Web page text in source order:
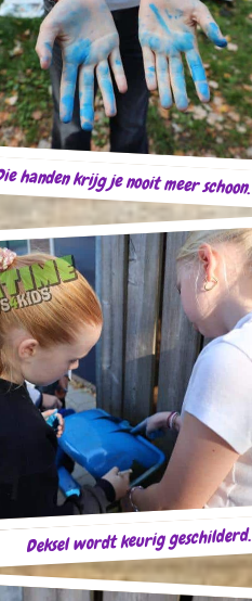
handen krijg je nooit meer schoon.
Deksel wordt keurig geschilderd.